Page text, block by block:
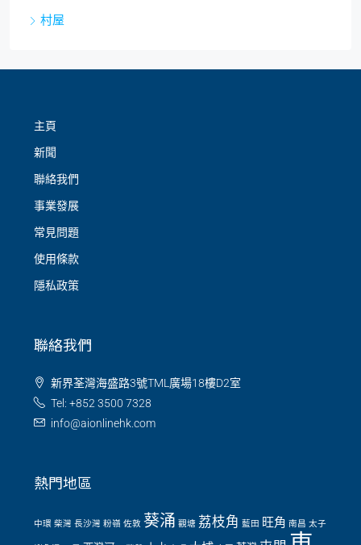
村屋
主頁
新聞
聯絡我們
事業發展
常見問題
使用條款
隱私政策
聯絡我們
新界荃灣海盛路3號TML廣場18樓D2室
Tel: +852 3500 7328
info@aionlinehk.com
熱門地區
中環 柴灣 長沙灣 粉嶺 佐敦 葵涌 觀塘 荔枝角 藍田 旺角 南昌 太子